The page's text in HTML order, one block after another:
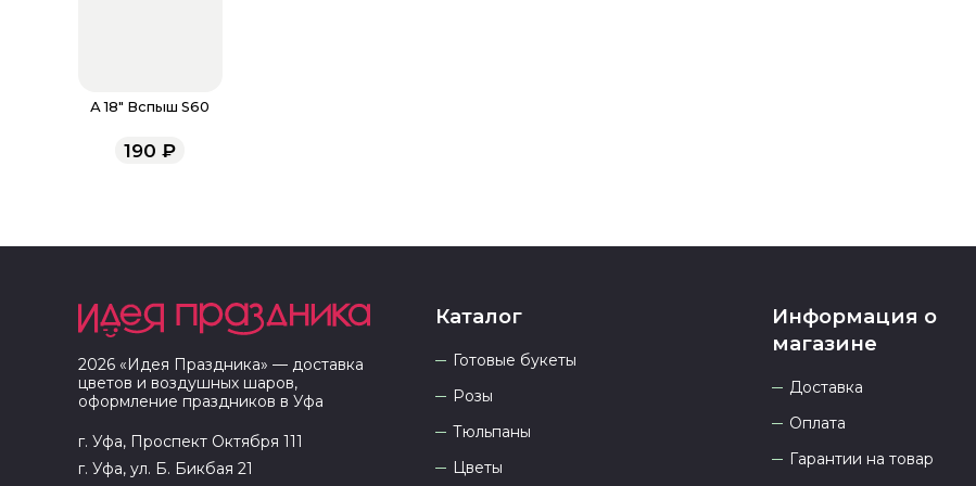
А 18" Вспыш S60
190 ₽
2026 «Идея Праздника» — доставка
цветов и воздушных шаров,
оформление праздников в Уфа
г. Уфа, Проспект Октября 111
г. Уфа, ул. Б. Бикбая 21
Каталог
Готовые букеты
Розы
Тюльпаны
Цветы
Информация о
магазине
Доставка
Оплата
Гарантии на товар